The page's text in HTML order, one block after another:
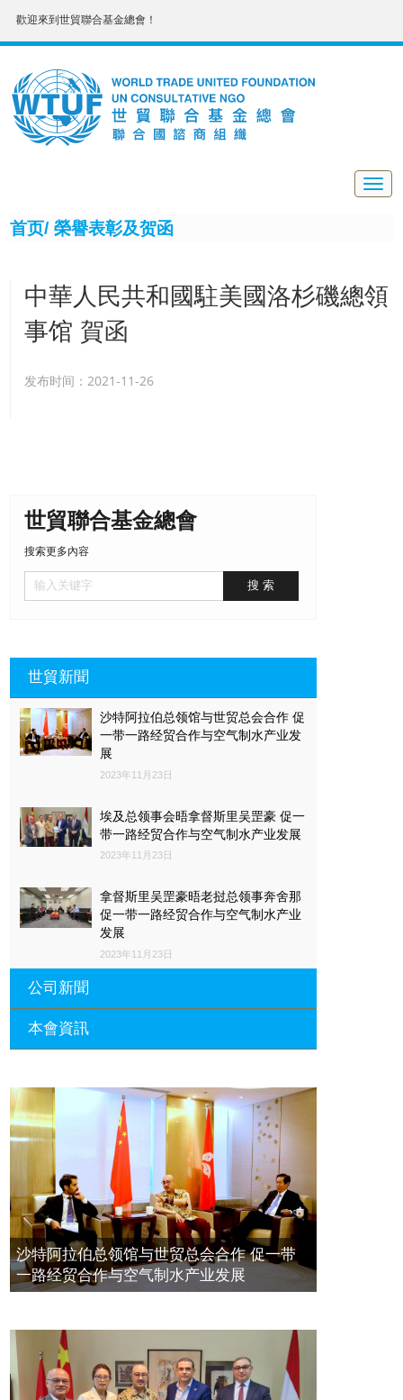
歡迎來到世貿聯合基金總會！
首页/ 榮譽表彰及贺函
中華人民共和國駐美國洛杉磯總領
事馆 賀函
发布时间：2021-11-26
世貿聯合基金總會
搜索更多內容
世貿新聞
沙特阿拉伯总领馆与世贸总会合作 促
一带一路经贸合作与空气制水产业发
展
2023年11月23日
埃及总领事会晤拿督斯里吴罡豪 促一
带一路经贸合作与空气制水产业发展
2023年11月23日
拿督斯里吴罡豪晤老挝总领事奔舍那
促一带一路经贸合作与空气制水产业
发展
2023年11月23日
公司新聞
一带一路经贸合作与空气制水产业发
2023年11月23日
埃及总领事会晤拿督斯里吴罡豪 促一
带一路经贸合作与空气制水产业发展
2023年11月23日
拿督斯里吴罡豪晤土耳其总领事 促一
带一路经贸合作与空气制水产业发展
2023年11月23日
本會資訊
長瑚蒞臨 天泉鼎豐深圳總部及國際標
量波量子研究院
2021年12月10日
標量波光量子導入系統聯合國總部拿
督斯裏吳達鎔教授首發
2021年12月10日
空氣制水發明人吳達鎔出席聯合國環
境科政商管治聯盟會議
沙特阿拉伯总领馆与世贸总会合作 促一带
一路经贸合作与空气制水产业发展